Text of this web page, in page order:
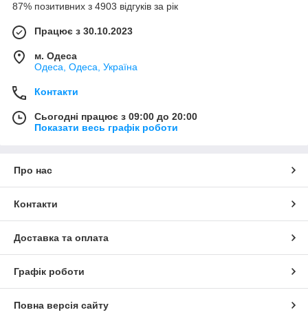
87% позитивних з 4903 відгуків за рік
Працює з 30.10.2023
м. Одеса
Одеса, Одеса, Україна
Контакти
Сьогодні працює з 09:00 до 20:00
Показати весь графік роботи
Про нас
Контакти
Доставка та оплата
Графік роботи
Повна версія сайту